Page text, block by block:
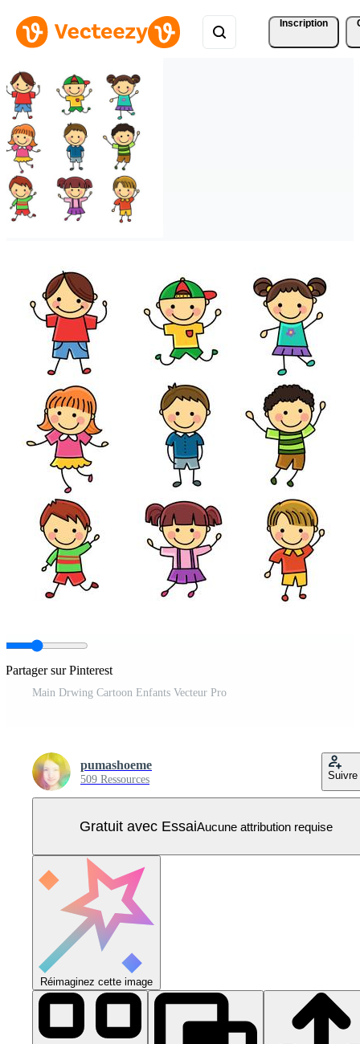
Inscription
Partager sur Pinterest
Main Drwing Cartoon Enfants Vecteur Pro
pumashoeme
509 Ressources Suivre
Gratuit avec EssaiAucune attribution requise
Réimaginez cette image